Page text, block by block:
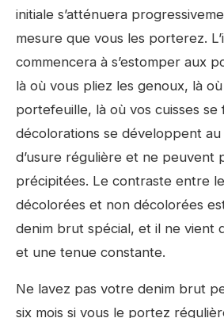
initiale s’atténuera
mesure que vous les porterez.
commencera à s’estomper aux
là où vous pliez les genoux, là
portefeuille, là où vos cuisses se
décolorations se développent au
d’usure régulière et ne peuvent
précipitées. Le contraste entre
décolorées et non décolorées
denim brut spécial, et il ne vient
et une tenue constante.
Ne lavez pas votre denim brut
six mois si vous le portez